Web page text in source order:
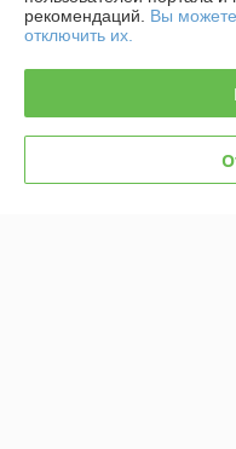
Сайт создан на
рекомендаций. Вы
отключить их.